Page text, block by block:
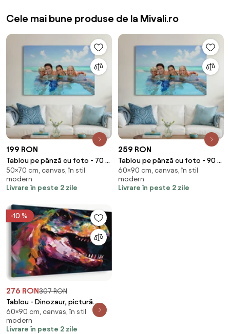
Cele mai bune produse de la Mivali.ro
199 RON
Tablou pe pânză cu foto - 70 x
50 cm (70x50 cm)
50×70 cm, canvas, în stil
modern
Livrare în peste 2 zile
259 RON
Tablou pe pânză cu foto - 90 x
60 cm (90x60 cm)
60×90 cm, canvas, în stil
modern
Livrare în peste 2 zile
-10 %
276 RON307 RON
Tablou - Dinozaur, pictură
(90x60 cm)
60×90 cm, canvas, în stil
modern
Livrare în peste 2 zile